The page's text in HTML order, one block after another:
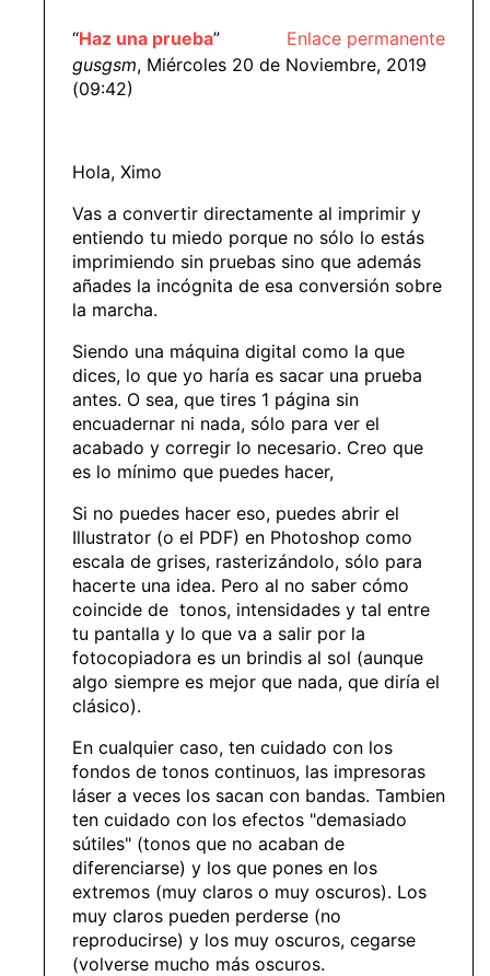
Enlace permanente
“Haz una prueba”
gusgsm, Miércoles 20 de Noviembre, 2019
(09:42)
Hola, Ximo
Vas a convertir directamente al imprimir y
entiendo tu miedo porque no sólo lo estás
imprimiendo sin pruebas sino que además
añades la incógnita de esa conversión sobre
la marcha.
Siendo una máquina digital como la que
dices, lo que yo haría es sacar una prueba
antes. O sea, que tires 1 página sin
encuadernar ni nada, sólo para ver el
acabado y corregir lo necesario. Creo que
es lo mínimo que puedes hacer,
Si no puedes hacer eso, puedes abrir el
Illustrator (o el PDF) en Photoshop como
escala de grises, rasterizándolo, sólo para
hacerte una idea. Pero al no saber cómo
coincide de tonos, intensidades y tal entre
tu pantalla y lo que va a salir por la
fotocopiadora es un brindis al sol (aunque
algo siempre es mejor que nada, que diría el
clásico).
En cualquier caso, ten cuidado con los
fondos de tonos continuos, las impresoras
láser a veces los sacan con bandas. Tambien
ten cuidado con los efectos "demasiado
sútiles" (tonos que no acaban de
diferenciarse) y los que pones en los
extremos (muy claros o muy oscuros). Los
muy claros pueden perderse (no
reproducirse) y los muy oscuros, cegarse
(volverse mucho más oscuros.